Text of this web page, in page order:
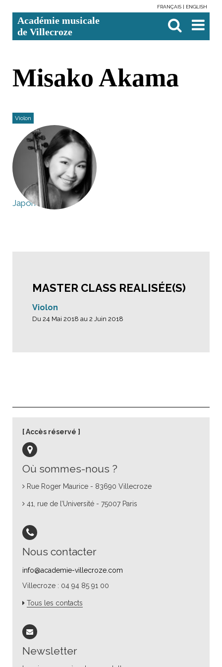
contenu.
Aller
à
personnels
FRANÇAIS ENGLISH
Académie musicale
de Villecroze

avancée…
Misako Akama
Violon
Japon
MASTER CLASS REALISÉE(S)
Violon
Du 24 Mai 2018 au 2 Juin 2018
Où sommes-nous ?
Rue Roger Maurice - 83690 Villecroze
41, rue de l’Université - 75007 Paris
Nous contacter
info@academie-villecroze.com
Villecroze : 04 94 85 91 00
Tous les contacts
Newsletter
Accès réservé